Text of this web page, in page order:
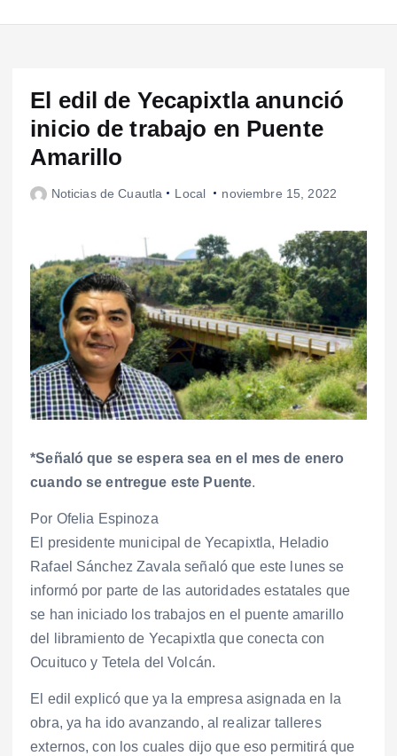
El edil de Yecapixtla anunció
inicio de trabajo en Puente
Amarillo
Noticias de Cuautla Local noviembre 15, 2022
*Señaló que se espera sea en el mes de enero
cuando se entregue este Puente.
Por Ofelia Espinoza
El presidente municipal de Yecapixtla, Heladio
Rafael Sánchez Zavala señaló que este lunes se
informó por parte de las autoridades estatales que
se han iniciado los trabajos en el puente amarillo
del libramiento de Yecapixtla que conecta con
Ocuituco y Tetela del Volcán.
El edil explicó que ya la empresa asignada en la
obra, ya ha ido avanzando, al realizar talleres
externos, con los cuales dijo que eso permitirá que